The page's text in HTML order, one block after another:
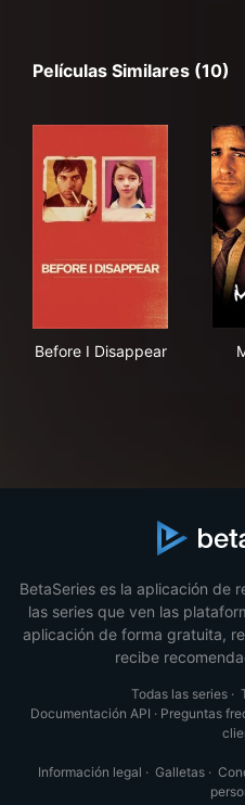
Películas Similares (10)
Before I Disappear
BetaSeries es la aplicación de
las series que ven las
aplicación de forma gratuita,
recibe
Todas las series·
Documentación API · Preguntas
Información legal · Galletas·